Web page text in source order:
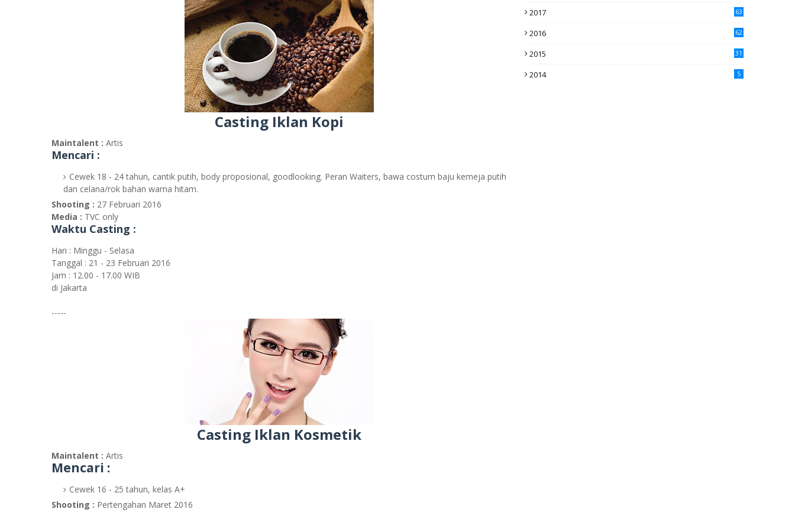
Casting Iklan Kopi
Maintalent : Artis
Mencari :
Cewek 18 - 24 tahun, cantik putih, body proposional, goodlooking. Peran Waiters, bawa costum baju kemeja putih
dan celana/rok bahan warna hitam.
Shooting : 27 Februari 2016
Media : TVC only
Waktu Casting :
Hari : Minggu - Selasa
Tanggal : 21 - 23 Februari 2016
Jam : 12.00 - 17.00 WIB
di Jakarta
-----
Casting Iklan Kosmetik
Maintalent : Artis
Mencari :
Cewek 16 - 25 tahun, kelas A+
Shooting : Pertengahan Maret 2016
2017 63
2016
62
2015
31
2014 5